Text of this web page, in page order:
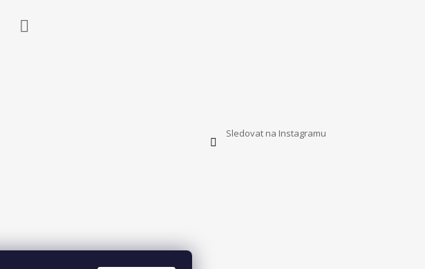
Sledovat na Instagramu